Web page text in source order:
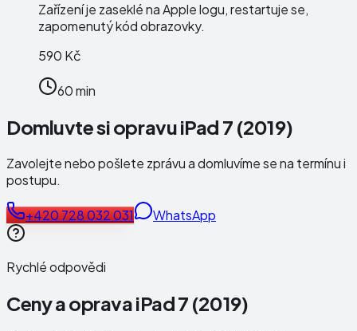
Zařízení je zaseklé na Apple logu, restartuje se,
zapomenutý kód obrazovky.
590 Kč
60 min
Domluvte si opravu iPad 7 (2019)
Zavolejte nebo pošlete zprávu a domluvíme se na termínu i
postupu.
+420 728 032 031 WhatsApp
Rychlé odpovědi
Ceny a opravaiPad 7 (2019)